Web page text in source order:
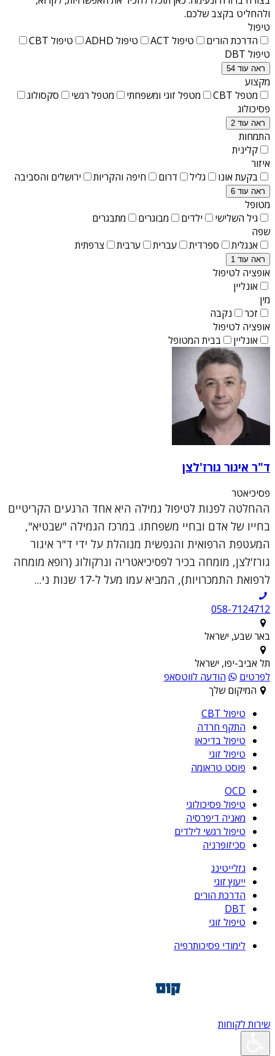
ולהחליט בקצב שלכם.
טיפול
הדרכת הורים
טיפול ACT טיפול ADHD
טיפול CBT
טיפול DBT
ראה עוד 54
מקצוע
מטפל CBT
מטפל זוגי ומשפחתי מטפל רגשי
סקסולוג
פסיכולוג
ראה עוד 2
התמחות
קלינית
איזור
בקעת אונו
גליל דרום חיפה והקריות ירושלים והסביבה
ראה עוד 6
מטופל
גיל השלישי
ילדים מבוגרים
מתבגרים
שפה
אנגלית
ספרדית עברית ערבית צרפתית
ראה עוד 1
אופציה לטיפול
אונליין
מין
זכר
נקבה
אופציה לטיפול
אונליין
בבית המטופל
ד"ר איגור גורז'לצן
פסיכיאטר
ההחלטה לפנות לטיפול גמילה היא אחד הרגעים הקריטיים
בחייו של אדם ובחיי משפחתו. במרכז הגמילה "שבטיא",
המעטפת הרפואית והנפשית מנוהלת על ידי ד"ר איגור
גורז'לצן, מומחה בכיר לפסיכיאטריה ונרקולוג (רופא מומחה
לרפואת התמכרויות), המביא עמו מעל ל-17 שנות ני...
058-7124712
באר שבע, ישראל
תל אביב-יפו, ישראל
לפרטים
הודעה לווטסאפ
המיקום שלך
טיפול CBT
התקף חרדה
טיפול בדיכאו
טיפול זוגי
פוסט טראומה
OCD
טיפול פסיכולוגי
מאניה דיפרסיה
טיפול רגשי לילדים
סכיזופרניה
גזלייטינג
ייעוץ זוגי
הדרכת הורים
DBT
טיפול זוגי
לימודי פסיכותרפיה
שירות לקוחות